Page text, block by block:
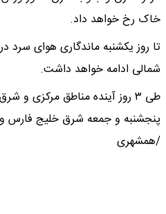
خاک رخ خواهد داد.
تا روز یکشنبه ماندگاری هوای سرد
شمالی ادامه خواهد داشت.
طی ۳ روز آینده مناطق مرکزی
پنجشنبه و جمعه شرق خلیج فارس
/همشهری